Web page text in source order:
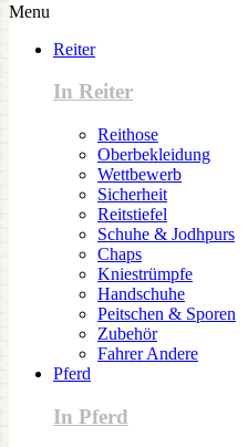
Menu
Reiter
In Reiter
Reithose
Oberbekleidung
Wettbewerb
Sicherheit
Reitstiefel
Schuhe & Jodhpurs
Chaps
Kniestrümpfe
Handschuhe
Peitschen & Sporen
Zubehör
Fahrer Andere
Pferd
In Pferd